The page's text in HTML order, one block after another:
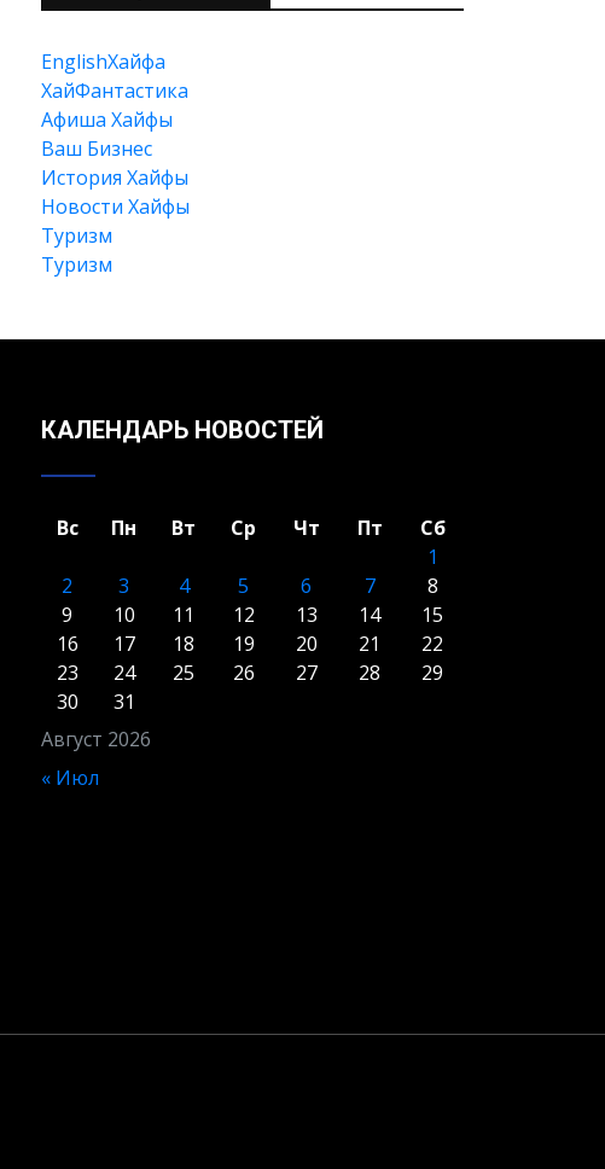
EnglishХайфа
XайФантастика
Афиша Хайфы
Ваш Бизнес
История Хайфы
Новости Хайфы
Туризм
Туризм
КАЛЕНДАРЬ НОВОСТЕЙ
Август 2026
Вс Пн Вт Ср Чт Пт
Сб
1
2
3 4 5 6 7
8
9
10 11 12 13 14
15
16
17 18 19 20 21
22
23
24 25 26 27 28
29
30
31
« Июл